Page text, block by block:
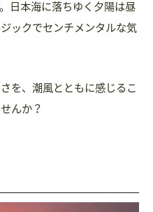
日本海に落ちゆく夕陽は昼
ックでセンチメンタルな気
を、潮風とともに感じるこ
んか？